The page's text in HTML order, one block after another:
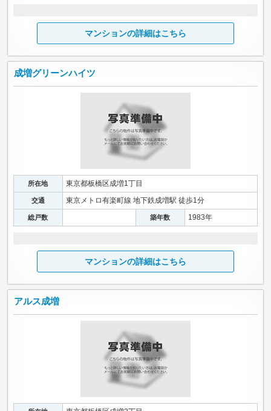
マンションの詳細はこちら
成増グリーンハイツ
所在地 東京都板橋区成増1丁目
交通 東京メトロ有楽町線 地下鉄成増駅 徒歩1分
総戸数 築年数 1983年
マンションの詳細はこちら
アルス成増